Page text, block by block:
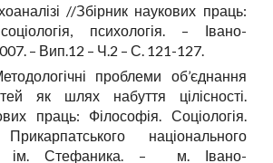
//Збірник наукових праць:
психологія. – Івано-
– Вип.12 – Ч.2 – С. 121-127.
проблеми об’єднання
як шлях набуття цілісності.
праць: Філософія. Соціологія.
національного
ім. Стефаника. – м. Івано-